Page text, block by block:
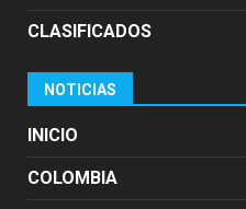
CLASIFICADOS
NOTICIAS
INICIO
COLOMBIA